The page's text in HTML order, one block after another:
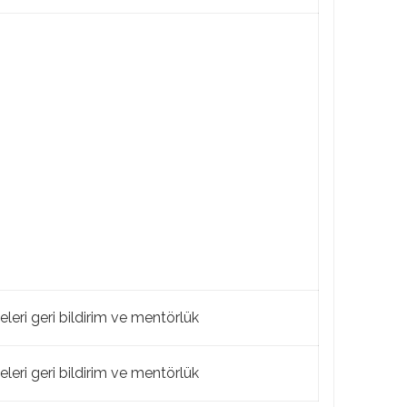
geri bildirim ve mentörlük
geri bildirim ve mentörlük